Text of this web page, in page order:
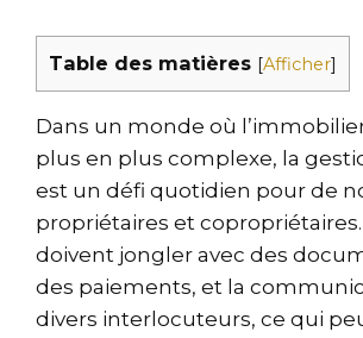
Table des matières [Afficher]
Dans un monde où
plus en plus complexe, la
est un défi quotidien pour de
propriétaires et
doivent jongler avec des
des paiements, et la
divers interlocuteurs, ce qui